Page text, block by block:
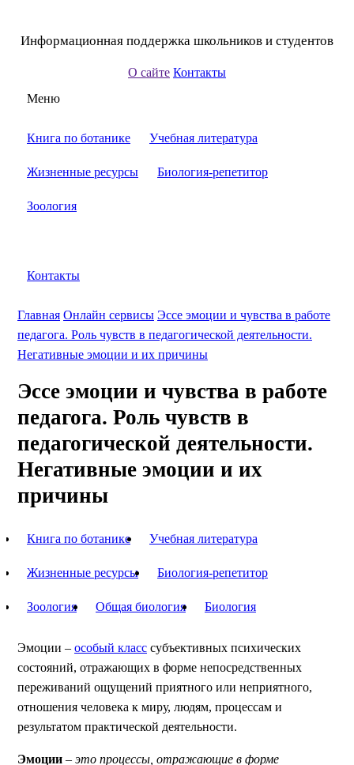
Информационная поддержка школьников и студентов
О сайте Контакты
Меню
Книга по ботанике Учебная литература
Жизненные ресурсы Биология-репетитор
Зоология
Контакты
Главная Онлайн сервисы Эссе эмоции и чувства в работе
педагога. Роль чувств в педагогической деятельности.
Негативные эмоции и их причины
Эссе эмоции и чувства в работе
педагога. Роль чувств в
педагогической деятельности.
Негативные эмоции и их
причины
Книга по ботанике Учебная литература
Жизненные ресурсы Биология-репетитор
Зоология Общая биология Биология
Эмоции – особый класс субъективных психических
состояний, отражающих в форме непосредственных
переживаний ощущений приятного или неприятного,
отношения человека к миру, людям, процессам и
результатом практической деятельности.
Эмоции – это процессы, отражающие в форме